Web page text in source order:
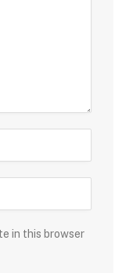
in this browser